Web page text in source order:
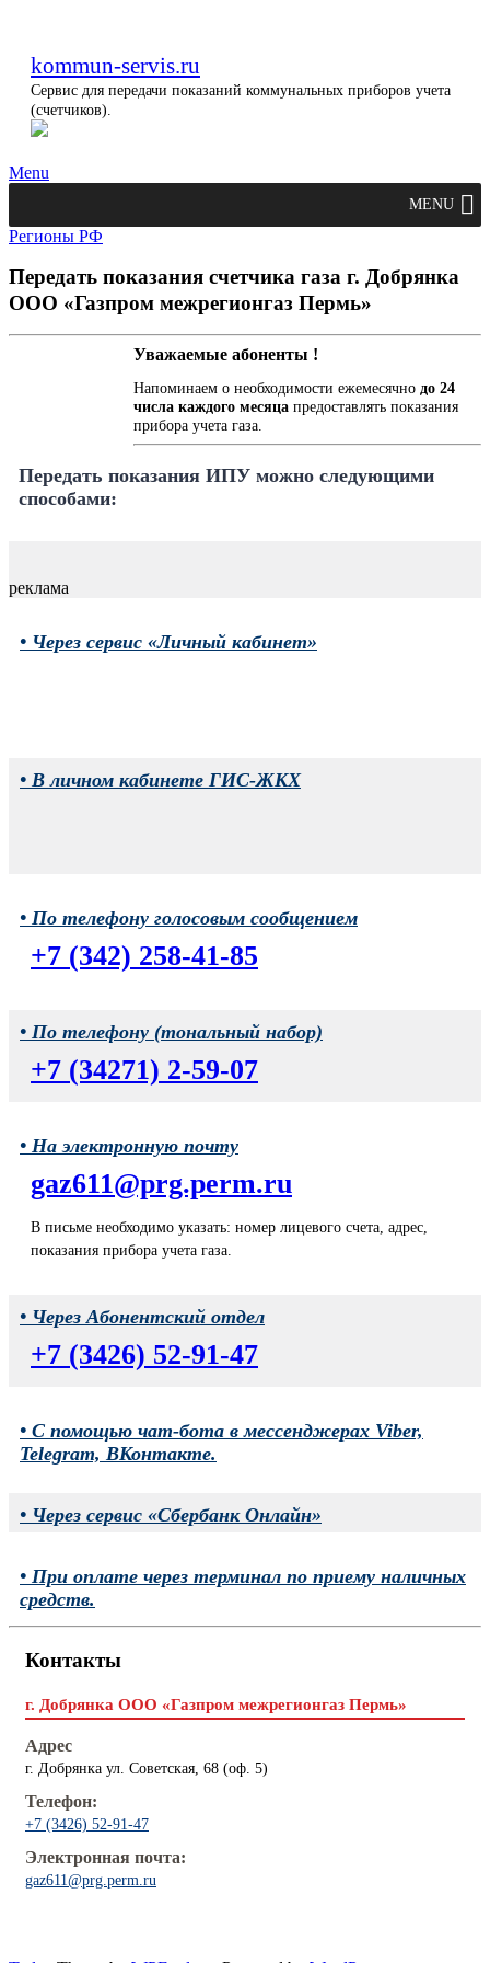
kommun-servis.ru
Сервис для передачи показаний коммунальных приборов учета
(счетчиков).
Menu
MENU
Регионы РФ
Передать показания счетчика газа г. Добрянка
ООО «Газпром межрегионгаз Пермь»
Уважаемые абоненты !
Напоминаем о необходимости ежемесячно до 24
числа каждого месяца предоставлять показания
прибора учета газа.
Передать показания ИПУ можно следующими
способами:
реклама
• Через сервис «Личный кабинет»
• В личном кабинете ГИС-ЖКХ
• По телефону голосовым сообщением
+7 (342) 258-41-85
• По телефону (тональный набор)
+7 (34271) 2-59-07
• На электронную почту
gaz611@prg.perm.ru
В письме необходимо указать: номер лицевого счета, адрес,
показания прибора учета газа.
• Через Абонентский отдел
+7 (3426) 52-91-47
• С помощью чат-бота в мессенджерах Viber,
Telegram, ВКонтакте.
• Через сервис «Сбербанк Онлайн»
• При оплате через терминал по приему наличных
средств.
Контакты
г. Добрянка ООО «Газпром межрегионгаз Пермь»
Адрес
г. Добрянка ул. Советская, 68 (оф. 5)
Телефон:
+7 (3426) 52-91-47
Электронная почта:
gaz611@prg.perm.ru